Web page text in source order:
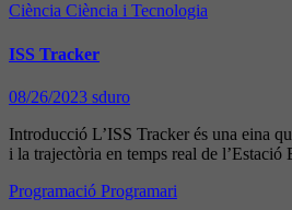
Ciència Ciència i Tecnologia
ISS Tracker
08/26/2023 sduro
Introducció L’ISS Tracker és una eina
i la trajectòria en temps real de
Programació Programari